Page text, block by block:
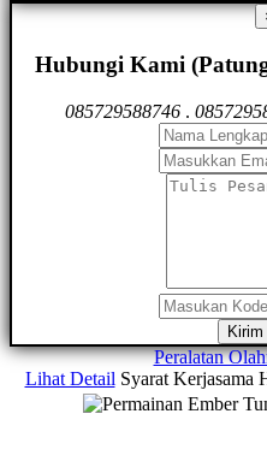
Hubungi Kami
085729588746 .
Peralatan
Lihat Detail Syarat Kerjasama